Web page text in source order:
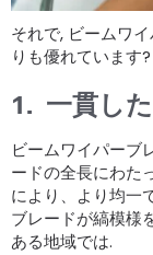
それで, ビームワ
りも優れています
1. 一貫し
ビームワイパーブ
ードの全長にわた
により、より均一
ブレードが縞模様
ある地域では.